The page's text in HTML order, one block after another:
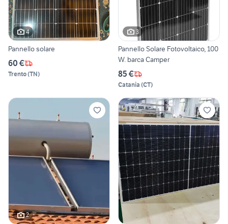
4
Pannello solare
60 €
Trento(TN)
3
Pannello Solare Fotovoltaico, 100
W. barca Camper
85 €
Catania (CT)
2